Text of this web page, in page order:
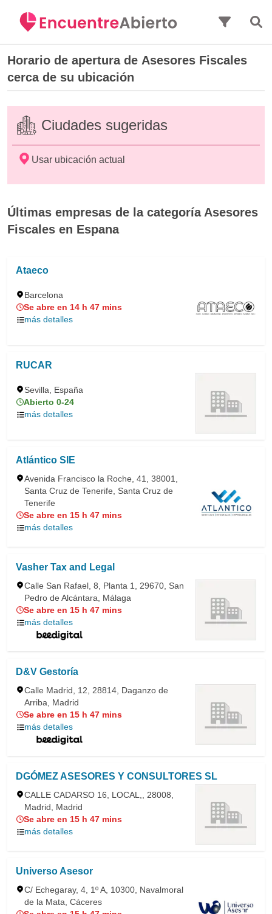
Horario de apertura de Asesores Fiscales
cerca de su ubicación
Ciudades sugeridas
Usar ubicación actual
Últimas empresas de la categoría Asesores
Fiscales en Espana
Ataeco
Barcelona
Se abre en 14 h 47 mins
más detalles
RUCAR
Sevilla, España
Abierto 0-24
más detalles
Atlántico SIE
Avenida Francisco la Roche, 41, 38001,
Santa Cruz de Tenerife, Santa Cruz de
Tenerife
Se abre en 15 h 47 mins
más detalles
Vasher Tax and Legal
Calle San Rafael, 8, Planta 1, 29670, San
Pedro de Alcántara, Málaga
Se abre en 15 h 47 mins
más detalles
D&V Gestoría
Calle Madrid, 12, 28814, Daganzo de
Arriba, Madrid
Se abre en 15 h 47 mins
más detalles
DGÓMEZ ASESORES Y CONSULTORES SL
CALLE CADARSO 16, LOCAL,, 28008,
Madrid, Madrid
Se abre en 15 h 47 mins
más detalles
Universo Asesor
C/ Echegaray, 4, 1º A, 10300, Navalmoral
de la Mata, Cáceres